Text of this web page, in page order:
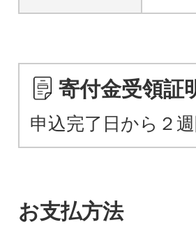
寄付金受領証
申込完了日から２
お支払方法